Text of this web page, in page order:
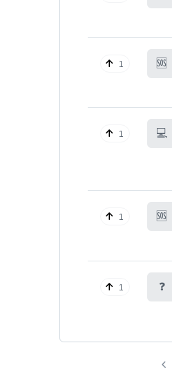
1 🆘
1 💻
1 🆘
1 ❓